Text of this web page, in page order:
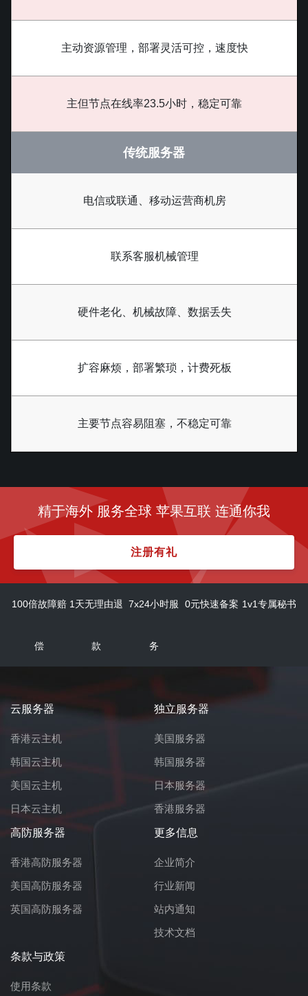
主动资源管理，部署灵活可控，速度快
主但节点在线率23.5小时，稳定可靠
传统服务器
电信或联通、移动运营商机房
联系客服机械管理
硬件老化、机械故障、数据丢失
扩容麻烦，部署繁琐，计费死板
主要节点容易阻塞，不稳定可靠
精于海外 服务全球 苹果互联 连通你我
注册有礼
100倍故障赔
偿
1天无理由退
款
7x24小时服
务
0元快速备案 1v1专属秘书
云服务器
香港云主机
韩国云主机
美国云主机
日本云主机
独立服务器
美国服务器
韩国服务器
日本服务器
香港服务器
高防服务器
香港高防服务器
美国高防服务器
英国高防服务器
更多信息
企业简介
行业新闻
站内通知
技术文档
条款与政策
使用条款